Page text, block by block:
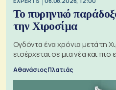
Το πυρηνικό
την Χιροσίμα
Ογδόντα ένα χρόνια μετά τη
εισέρχεται σε μια νέα και
Αθανάσιος Πλατιάς